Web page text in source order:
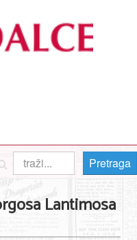
Pretraga
Lantimosa